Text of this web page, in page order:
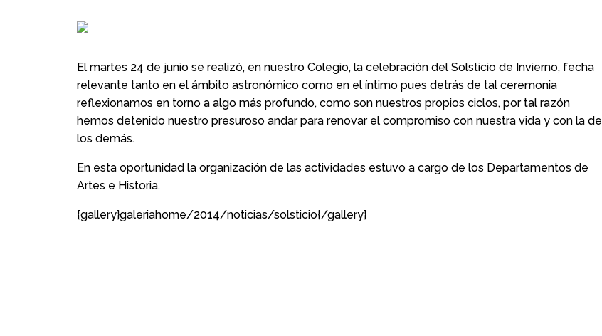
El martes 24 de junio se realizó, en nuestro Colegio, la celebración del Solsticio de Invierno, fecha
relevante tanto en el ámbito astronómico como en el íntimo pues detrás de tal ceremonia
reflexionamos en torno a algo más profundo, como son nuestros propios ciclos, por tal razón
hemos detenido nuestro presuroso andar para renovar el compromiso con nuestra vida y con la de
los demás.
En esta oportunidad la organización de las actividades estuvo a cargo de los Departamentos de
Artes e Historia.
{gallery}galeriahome/2014/noticias/solsticio{/gallery}